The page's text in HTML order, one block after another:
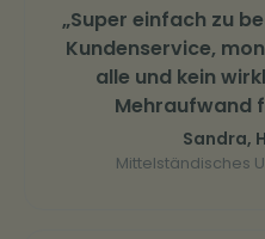
„Super einfach zu
Kundenservice,
alle und kein
Mehraufwand
Sandra,
Mittelständisches